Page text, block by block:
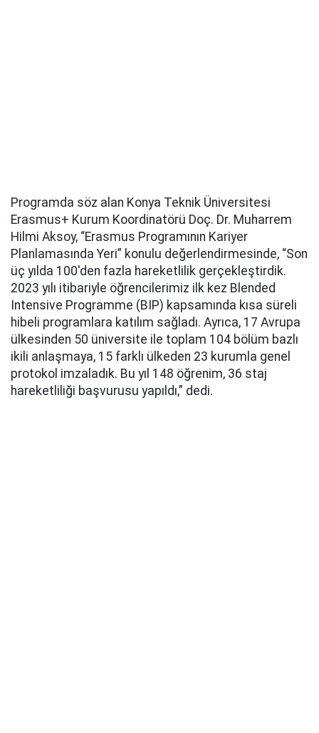
Programda söz alan Konya Teknik Üniversitesi
Erasmus+ Kurum Koordinatörü Doç. Dr. Muharrem
Hilmi Aksoy, “Erasmus Programının Kariyer
Planlamasında Yeri” konulu değerlendirmesinde, “Son
üç yılda 100'den fazla hareketlilik gerçekleştirdik.
2023 yılı itibariyle öğrencilerimiz ilk kez Blended
Intensive Programme (BIP) kapsamında kısa süreli
hibeli programlara katılım sağladı. Ayrıca, 17 Avrupa
ülkesinden 50 üniversite ile toplam 104 bölüm bazlı
ikili anlaşmaya, 15 farklı ülkeden 23 kurumla genel
protokol imzaladık. Bu yıl 148 öğrenim, 36 staj
hareketliliği başvurusu yapıldı,” dedi.